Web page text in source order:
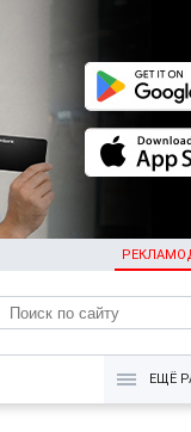
KG
ЕЩЁ